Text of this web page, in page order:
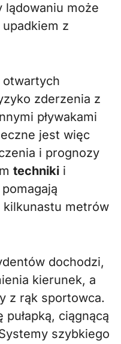
lądowaniu może
z
otwartych
zderzenia z
pływakami
jest więc
i prognozy
techniki i
kilkunastu metrów
dochodzi,
kierunek, a
z rąk sportowca.
ciągnącą
szybkiego